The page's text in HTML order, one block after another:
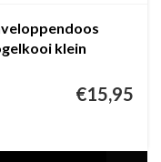
klein
€15,95